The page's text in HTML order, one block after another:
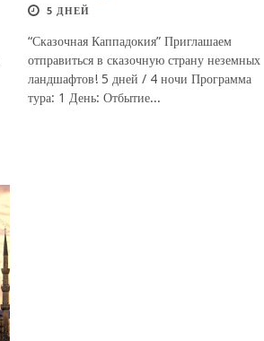
5 ДНЕЙ
“Сказочная Каппадокия” Приглашаем
отправиться в сказочную страну неземных
ландшафтов! 5 дней / 4 ночи Программа
тура: 1 День: Отбытие...